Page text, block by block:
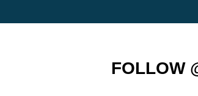
FOLLOW